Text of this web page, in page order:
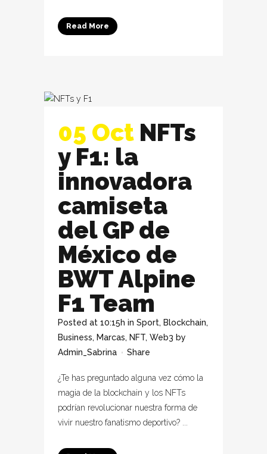
Read More
05 Oct NFTs
y F1: la
innovadora
camiseta
del GP de
México de
BWT Alpine
F1 Team
Posted at 10:15h in Sport, Blockchain,
Business, Marcas, NFT, Web3 by
Admin_Sabrina
Share
¿Te has preguntado alguna vez cómo la
magia de la blockchain y los NFTs
podrían revolucionar nuestra forma de
vivir nuestro fanatismo deportivo? ...